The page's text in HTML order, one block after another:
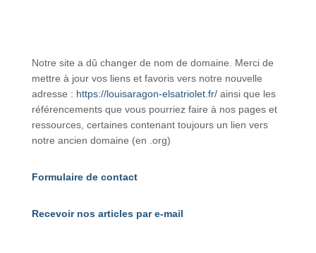
Notre site a dû changer de nom de domaine. Merci de
mettre à jour vos liens et favoris vers notre nouvelle
adresse : https://louisaragon-elsatriolet.fr/ ainsi que les
référencements que vous pourriez faire à nos pages et
ressources, certaines contenant toujours un lien vers
notre ancien domaine (en .org)
Formulaire de contact
Recevoir nos articles par e-mail